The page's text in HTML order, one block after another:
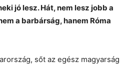
jó lesz. Hát, nem lesz jobb a
a barbárság, hanem Róma
sőt az egész magyarság